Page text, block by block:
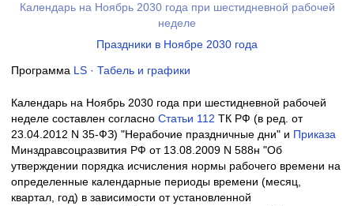
Календарь на Ноябрь 2030 года при шестидневной рабочей
неделе
Праздники в Ноябре 2030 года
Программа LS · Табель и графики
Календарь на Ноябрь 2030 года при шестидневной рабочей
неделе составлен согласно Cтатьи 112 ТК РФ (в ред. от
23.04.2012 N 35-ФЗ) "Нерабочие праздничные дни" и Приказа
Минздравсоцразвития РФ от 13.08.2009 N 588н "Об
утверждении порядка исчисления нормы рабочего времени на
определенные календарные периоды времени (месяц,
квартал, год) в зависимости от установленной